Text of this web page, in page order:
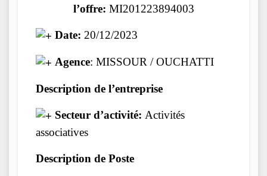
l’offre: MI201223894003
Date: 20/12/2023
Agence: MISSOUR / OUCHATTI
Description de l’entreprise
Secteur d’activité: Activités
associatives
Description de Poste